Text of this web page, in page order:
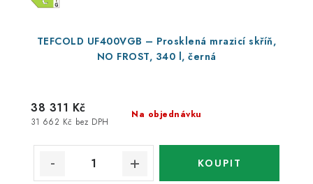
TEFCOLD UF400VGB – Prosklená mrazicí skříň,
NO FROST, 340 l, černá
Na objednávku
31 662 Kč bez DPH
38 311 Kč